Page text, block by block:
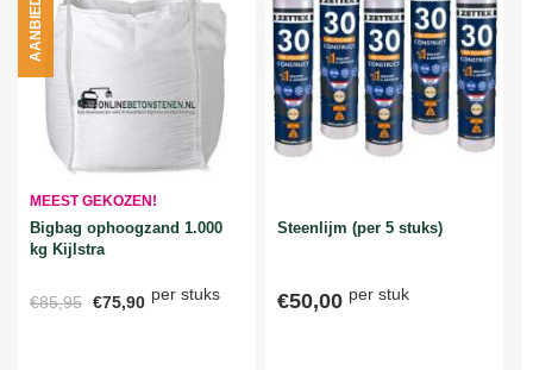
MEEST GEKOZEN!
Bigbag ophoogzand 1.000
kg Kijlstra
€85,95 €75,90 per stuks
Steenlijm (per 5 stuks)
€50,00 per stuk